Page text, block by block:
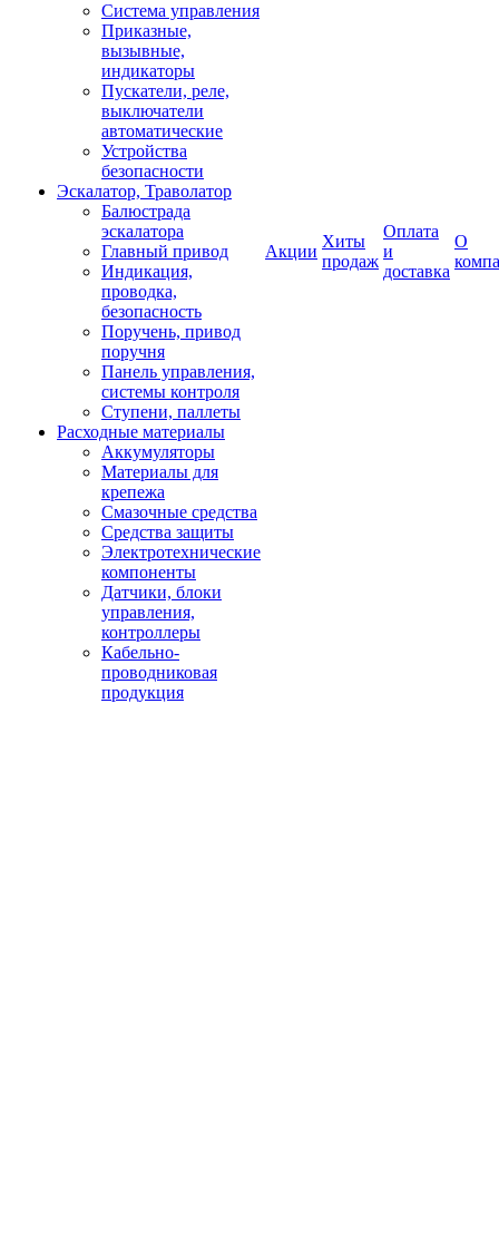
Система управления
Приказные,
вызывные,
индикаторы
Пускатели, реле,
выключатели
автоматические
Устройства
безопасности
Эскалатор, Траволатор
Балюстрада
эскалатора
Главный привод
Индикация,
проводка,
безопасность
Поручень, привод
поручня
Панель управления,
системы контроля
Ступени, паллеты
Расходные материалы
Аккумуляторы
Материалы для
крепежа
Смазочные средства
Средства защиты
Электротехнические
компоненты
Датчики, блоки
управления,
контроллеры
Кабельно-
проводниковая
продукция
Акции
Хиты
продаж
Оплата
и
доставка
О